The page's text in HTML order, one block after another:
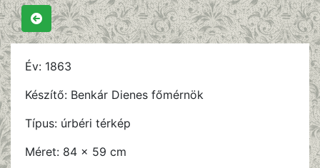
Év: 1863
Készítő: Benkár Dienes főmérnök
Típus: úrbéri térkép
Méret: 84 x 59 cm